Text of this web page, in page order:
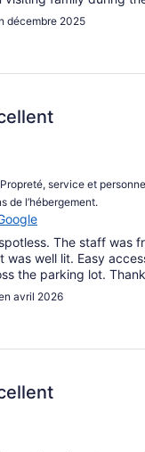
décembre 2025
service et
de l’hébergement.
The staff was
was well lit. Easy
the parking lot.
avril 2026